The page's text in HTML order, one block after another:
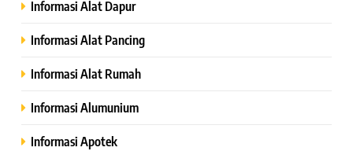
Informasi Alat Dapur
Informasi Alat Pancing
Informasi Alat Rumah
Informasi Alumunium
Informasi Apotek